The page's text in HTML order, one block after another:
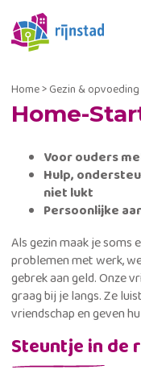
Home>Gezin & opvoeding
Home-
Voor ouders
Hulp,
niet lukt
Persoonlijke
Als gezin maak je soms
problemen met werk,
gebrek aan geld. Onze
graag bij je langs. Ze
vriendschap en geven
Steuntje in de